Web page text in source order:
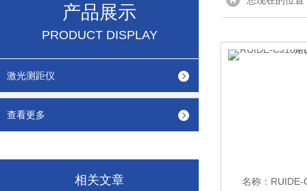
产品展示
PRODUCT DISPLAY
激光测距仪
查看更多
相关文章 名称： RUIDE-